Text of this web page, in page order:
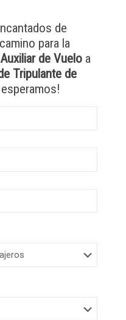
de
para la
Auxiliar de Vueloa
Tripulante de
esperamos!